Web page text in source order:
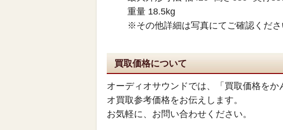
重量 18.5kg
※その他詳細は写真にてご確認くださ
買取価格について
オーディオサウンドでは、「買取価格を
オ買取参考価格をお伝えします。
お気軽に、お問い合わせください。